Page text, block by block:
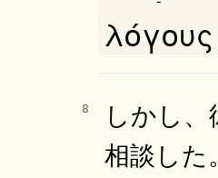
λόγους
8
しかし
相談した。